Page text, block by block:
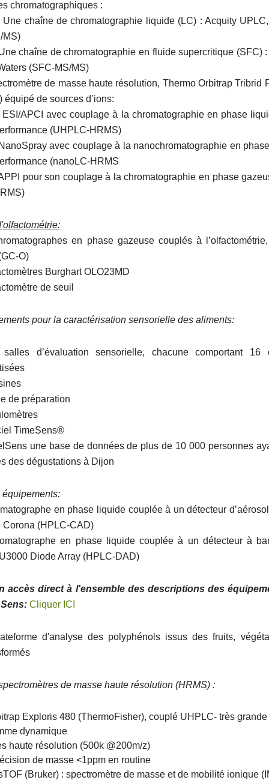
chromatographiques :
de chromatographie liquide (LC) : Acquity UPLC,
MS)
de chromatographie en fluide supercritique (SFC) :
(SFC-MS/MS)
de masse haute résolution, Thermo Orbitrap Tribrid
équipé de sources d’ions:
avec couplage à la chromatographie en phase
(UHPLC-HRMS)
avec couplage à la nanochromatographie en
(nanoLC-HRMS
son couplage à la chromatographie en phase
en phase gazeuse couplés à
O)
Burghart OLO23MD
de seuil
pour la caractérisation sensorielle des aliments:
d’évaluation sensorielle, chacune comportant 16
de préparation
TimeSens®
une base de données de plus de 10 000 personnes
des dégustations à Dijon
équipements:
en phase liquide couplée à un détecteur
Corona (HPLC-CAD)
en phase liquide couplée à un détecteur à
Diode Array (HPLC-DAD)
accès direct à l'ensemble des descriptions des
Cliquer ICI
d'analyse des polyphénols issus des fruits,
de masse haute résolution (HRMS) :
Exploris 480 (ThermoFisher), couplé UHPLC- très grande
dynamique
haute résolution (500k @200m/z)
de masse <1ppm en routine
(Bruker) : spectromètre de masse et de mobilité ionique